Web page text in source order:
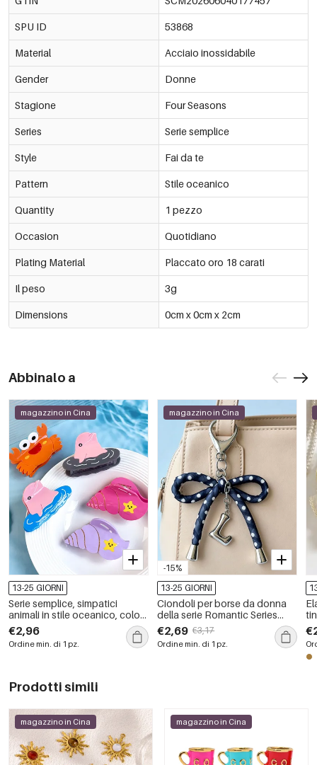
SPU ID 53868
Material Acciaio inossidabile
Gender Donne
Stagione Four Seasons
Series Serie semplice
Style Fai da te
Pattern Stile oceanico
Quantity 1 pezzo
Occasion Quotidiano
Plating Material Placcato oro 18 carati
Il peso 3g
Dimensions 0cm x 0cm x 2cm
Abbinalo a
magazzino in Cina
13-25 GIORNI
Serie semplice, simpatici
animali in stile oceanico, colori
misti, conchiglie, acetato,
unghie per capelli
€2,96
Ordine min. di 1 pz.
-15%
magazzino in Cina
13-25 GIORNI
Ciondoli per borse da donna
della serie Romantic Series
Sweet Letter Bow Knot in rame
€2,69 €3,17
Ordine min. di 1 pz.
Prodotti simili
magazzino in Cina magazzino in Cina